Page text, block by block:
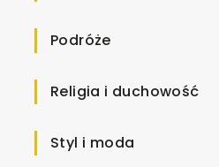
Podróże
Religia i duchowość
Styl i moda